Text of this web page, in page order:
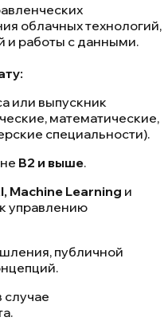
облачных технологий,
и работы с данными.
или выпускник
математические,
специальности).
B2 и выше.
Machine Learning и
управлению
публичной
случае